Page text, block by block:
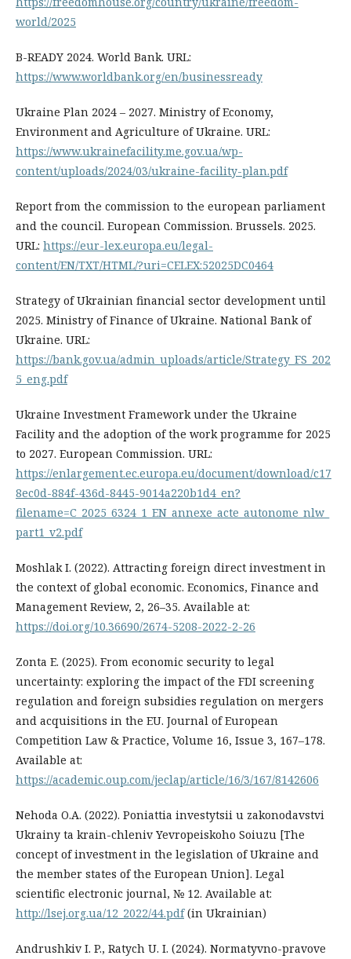
world/2025
B-READY 2024. World Bank. URL:
https://www.worldbank.org/en/businessready
Ukraine Plan 2024 – 2027. Ministry of Economy,
Environment and Agriculture of Ukraine. URL:
https://www.ukrainefacility.me.gov.ua/wp-
content/uploads/2024/03/ukraine-facility-plan.pdf
Report from the commission to the european parliament
and the council. European Commission. Brussels. 2025.
URL: https://eur-lex.europa.eu/legal-
content/EN/TXT/HTML/?uri=CELEX:52025DC0464
Strategy of Ukrainian financial sector development until
2025. Ministry of Finance of Ukraine. National Bank of
Ukraine. URL:
https://bank.gov.ua/admin_uploads/article/Strategy_FS_202
5_eng.pdf
Ukraine Investment Framework under the Ukraine
Facility and the adoption of the work programme for 2025
to 2027. European Commission. URL:
https://enlargement.ec.europa.eu/document/download/c17
8ec0d-884f-436d-8445-9014a220b1d4_en?
filename=C_2025_6324_1_EN_annexe_acte_autonome_nlw_
part1_v2.pdf
Moshlak I. (2022). Attracting foreign direct investment in
the context of global economic. Economics, Finance and
Management Review, 2, 26–35. Available at:
https://doi.org/10.36690/2674-5208-2022-2-26
Zonta E. (2025). From economic security to legal
uncertainty: exploring the impact of the FDI screening
regulation and foreign subsidies regulation on mergers
and acquisitions in the EU. Journal of European
Competition Law & Practice, Volume 16, Issue 3, 167–178.
Available at:
https://academic.oup.com/jeclap/article/16/3/167/8142606
Nehoda O.A. (2022). Poniattia investytsii u zakonodavstvi
Ukrainy ta krain-chleniv Yevropeiskoho Soiuzu [The
concept of investment in the legislation of Ukraine and
the member states of the European Union]. Legal
scientific electronic journal, № 12. Available at:
http://lsej.org.ua/12_2022/44.pdf(in Ukrainian)
Andrushkiv I. P., Ratych U. I. (2024). Normatyvno-pravove